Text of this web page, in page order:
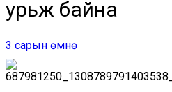
урьж байна
3 сарын өмнө